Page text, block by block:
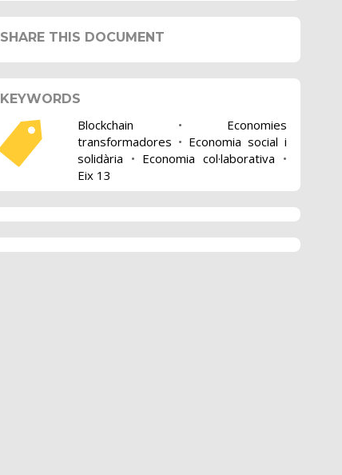
SHARE THIS DOCUMENT
KEYWORDS
Blockchain • Economies
transformadores • Economia social i
solidària • Economia col·laborativa •
Eix 13